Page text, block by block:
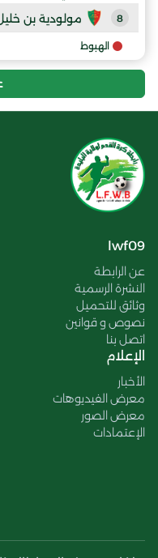
8 مولودية بن
الهبوط
lwf09
عن الرابطة
النشرة الرسمية
وثائق للتحميل
نصوص و قوانين
اتصل بنا
الإعلام
الأخبار
معرض الفيديوهات
معرض الصور
الإعتمادات